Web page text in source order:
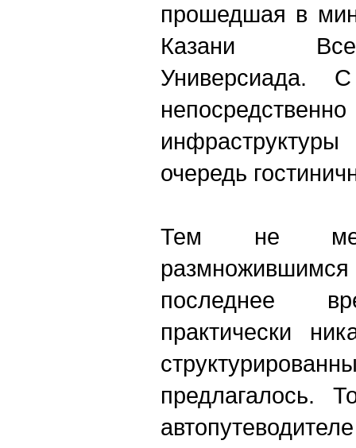
прошедшая в
Казани
Универсиада.
очередь
Тем не
последнее
практически
предлагалось.